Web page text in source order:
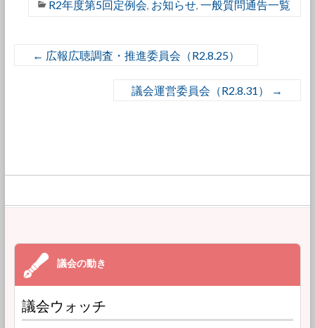
R2年度第5回定例会, お知らせ, 一般質問通告一覧
← 広報広聴調査・推進委員会（R2.8.25）
議会運営委員会（R2.8.31） →
議会ウォッチ